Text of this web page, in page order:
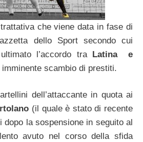
che viene data in fase di
dello Sport secondo cui
l’accordo tra Latina e
scambio di prestiti.
dell’attaccante in quota ai
(il quale è stato di recente
dopo la sospensione in seguito al
avuto nel corso della sfida